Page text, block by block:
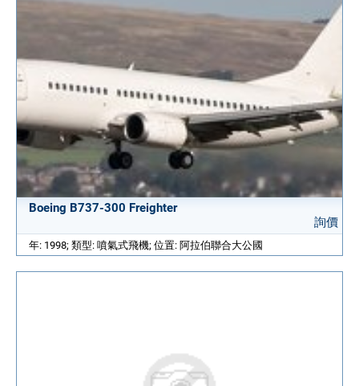
Boeing B737-300 Freighter
詢價
年: 1998; 類型: 噴氣式飛機; 位置: 阿拉伯聯合大公國